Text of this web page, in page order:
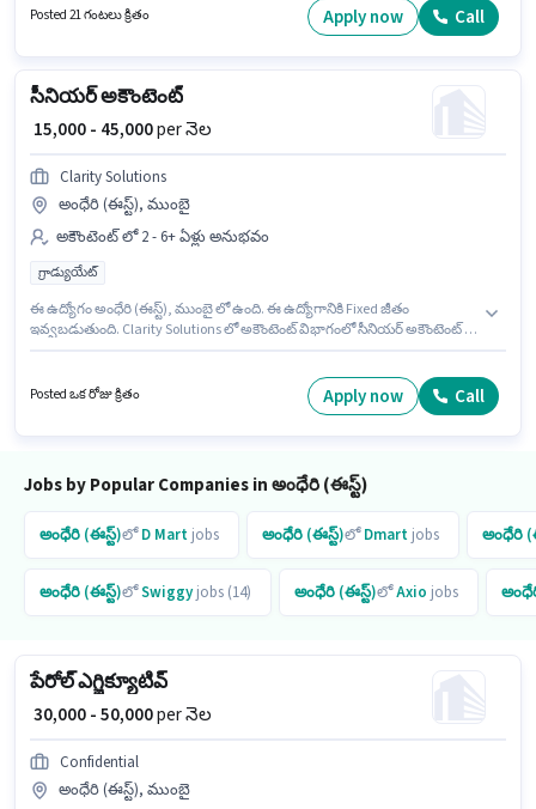
క్రియాశీలకంగా నియామకం జరుగుతోంది. ఈ ఉద్యోగం 0 - 6 ఏళ్లు సంవత్సరాల
అనుభవం ఉన్న వారికి కోసం అనుకూలంగా ఉంటుంది. మీరు నెలకు ₹35000 వరకు
Posted 21 గంటలు క్రితం Apply now Call
సీనియర్ అకౌంటెంట్
₹ 15,000 - 45,000per నెల
Clarity Solutions
అంధేరి (ఈస్ట్), ముంబై
అకౌంటెంట్ లో 2 - 6+ ఏళ్లు అనుభవం
గ్రాడ్యుయేట్
ఈ ఉద్యోగం అంధేరి (ఈస్ట్), ముంబై లో ఉంది. ఈ ఉద్యోగానికి Fixed జీతం
ఇవ్వబడుతుంది. Clarity Solutions లో అకౌంటెంట్ విభాగంలో సీనియర్ అకౌంటెంట్ గా
జీతం ₹45000 ఉంటుంది.
Posted ఒక రోజు క్రితం Apply now Call
Jobs by Popular Companies in అంధేరి (ఈస్ట్)
అంధేరి (ఈస్ట్)లోD Mart jobs అంధేరి (ఈస్ట్)లోDmart jobs అంధేరి
అంధేరి (ఈస్ట్)లోSwiggyjobs (14) అంధేరి (ఈస్ట్)లోAxio jobs
పేరోల్ ఎగ్జిక్యూటివ్
₹ 30,000 - 50,000per నెల
Confidential
అంధేరి (ఈస్ట్), ముంబై